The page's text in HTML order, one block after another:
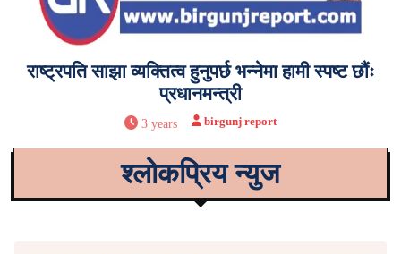
राष्ट्रपति साझा व्यक्तित्व हुनुपर्छ भन्नेमा हामी स्पष्ट छौंः
प्रधानमन्त्री
3 years birgunj report
श्लोकप्रिय न्युज